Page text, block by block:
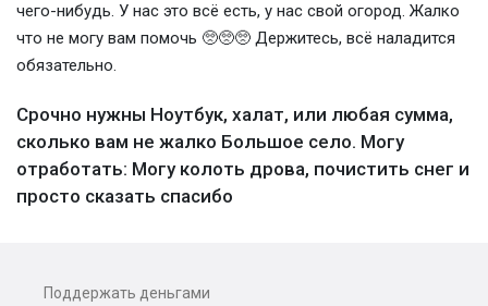
чего-нибудь. У нас это всё есть, у нас свой огород. Жалко
что не могу вам помочь 🥺🥺🥺 Держитесь, всё наладится
обязательно.
Срочно нужны Ноутбук, халат, или любая сумма,
сколько вам не жалко Большое село. Могу
отработать: Могу колоть дрова, почистить снег и
просто сказать спасибо
Поддержать деньгами